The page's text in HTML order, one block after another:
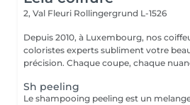
2, Val Fleuri Rollingergrund L-1526
Depuis 2010, à Luxembourg, nos
coloristes experts subliment votre
précision. Chaque coupe, chaque
Sh peeling